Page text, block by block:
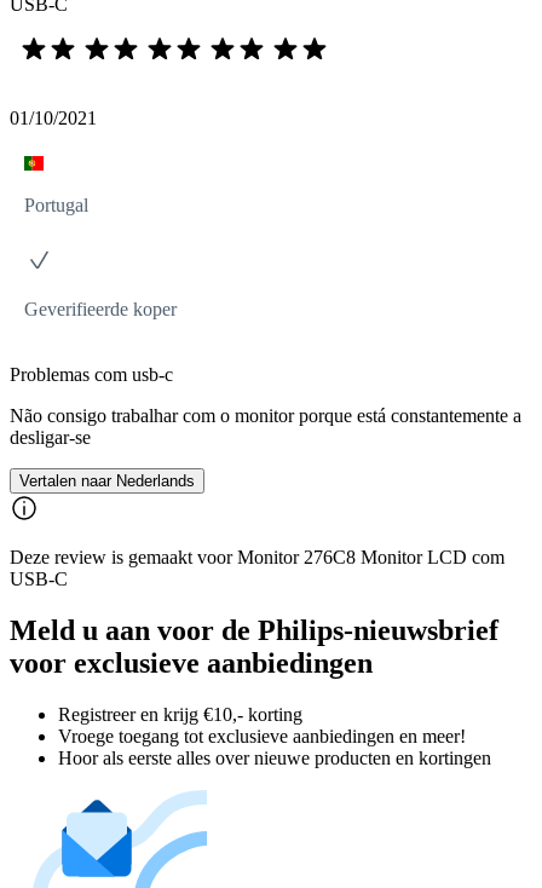
USB-C
01/10/2021
Portugal
Geverifieerde koper
Problemas com usb-c
Não consigo trabalhar com o monitor porque está constantemente a
desligar-se
Vertalen naar Nederlands
Deze review is gemaakt voor Monitor 276C8 Monitor LCD com
USB-C
Meld u aan voor de Philips-nieuwsbrief
voor exclusieve aanbiedingen
Registreer en krijg €10,- korting
Vroege toegang tot exclusieve aanbiedingen en meer!
Hoor als eerste alles over nieuwe producten en kortingen